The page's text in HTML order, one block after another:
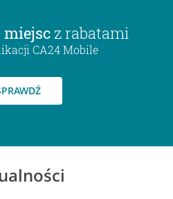
miejsc z rabatami
CA24 Mobile